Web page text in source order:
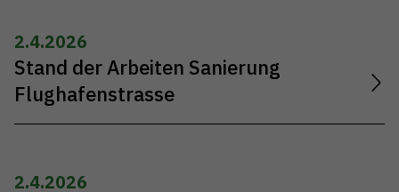
2.4.2026
Stand der Arbeiten Sanierung
Flughafenstrasse
2.4.2026